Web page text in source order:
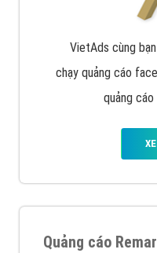
VietAds cùng
chạy quảng cáo
quảng
Quảng cáo